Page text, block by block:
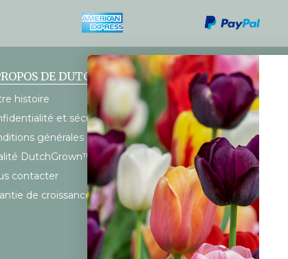
DE DUTCHGROWN
histoire
et sécurité
générales
DutchGrown™
contacter
de croissance à 100%
SERVICE À LA
FAQ
Mon compte
Calendrier d’expédition
Frais d’expédition